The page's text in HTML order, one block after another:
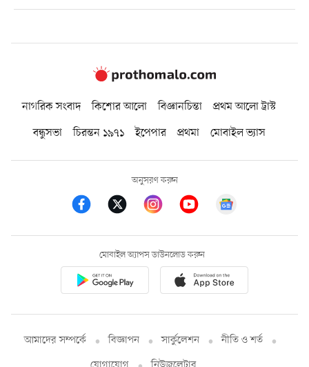
নাগরিক সংবাদ কিশোর আলো বিজ্ঞানচিন্তা
প্রথম আলো ট্রাস্ট
বন্ধুসভা
চিরন্তন ১৯৭১ ইপেপার প্রথমা মোবাইল ভ্যাস
অনুসরণ করুন
মোবাইল অ্যাপস ডাউনলোড করুন
আমাদের সম্পর্কে বিজ্ঞাপন সার্কুলেশন
নীতি ও শর্ত